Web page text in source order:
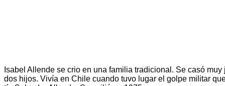
Isabel Allende se crio en una familia tradicional. Se casó muy
dos hijos. Vivía en Chile cuando tuvo lugar el golpe militar